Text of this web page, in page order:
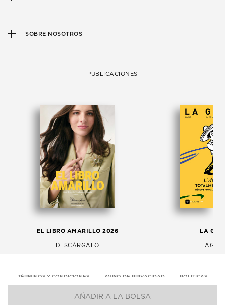
AÑADIR A LA BOLSA
SOBRE NOSOTROS
PUBLICACIONES
EL LIBRO AMARILLO 2026
DESCÁRGALO
LA
TÉRMINOS Y CONDICIONES AVISO DE PRIVACIDAD POLITICAS